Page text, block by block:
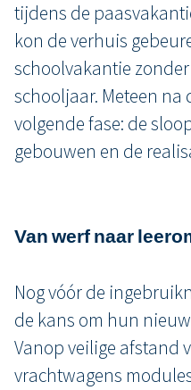
tijdens de
kon de verhuis
schoolvakantie
schooljaar. Meteen na
volgende fase: de
gebouwen en de
Van werf naar
Nog vóór de
de kans om hun
Vanop veilige afstand
vrachtwagens